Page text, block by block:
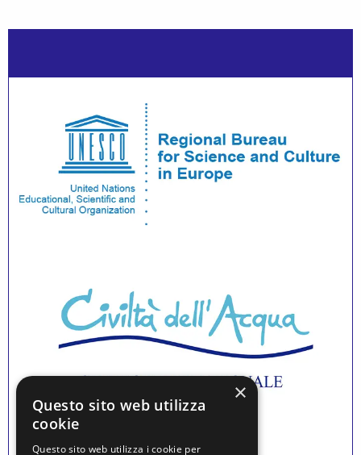
×
Questo sito web utilizza
cookie
Questo sito web utilizza i cookie per